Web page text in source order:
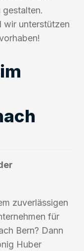
wir unterstützen
zuverlässigen
für
Bern? Dann
Huber